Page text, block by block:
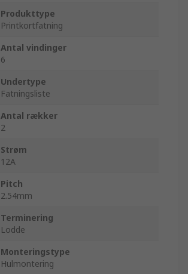
Produkttype
Printkortfatning
Antal vindinger
6
Undertype
Fatningsliste
Antal rækker
2
Strøm
12A
Pitch
2.54mm
Terminering
Lodde
Monteringstype
Hulmontering